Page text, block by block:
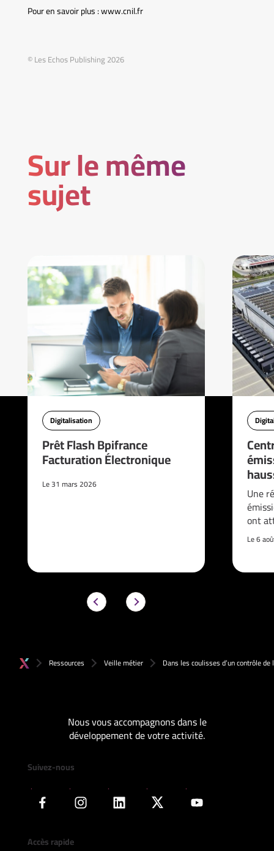
Pour en savoir plus : www.cnil.fr
© Les Echos Publishing 2026
Sur le même
sujet
Digitalisation
Prêt Flash Bpifrance
Facturation Électronique
Le 31 mars 2026
Une
ont
Le 6
Ressources Veille métier Dans les coulisses d’un contrôle de
Nous vous accompagnons dans le
développement de votre activité.
Suivez-nous
Accès rapide